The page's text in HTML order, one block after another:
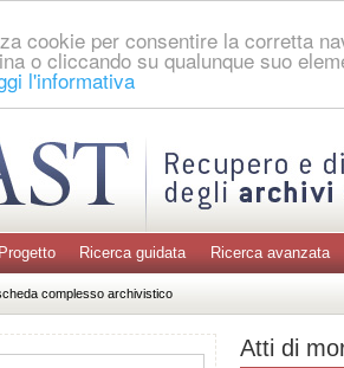
cookie per consentire la corretta
o cliccando su qualunque suo
l'informativa
Progetto Ricerca guidata Ricerca avanzata
complesso archivistico
Atti di